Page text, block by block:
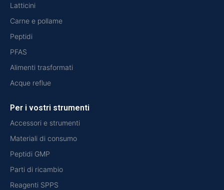
Latticini
Carne e pollame
Peptidi
PFAS
Alimenti trasformati
Acque reflue
Per i vostri strumenti
Accessori e strumenti
Materiali di consumo
Peptidi GMP
Parti di ricambio
Reagenti SPPS